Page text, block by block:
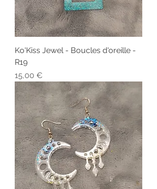
Ko'Kiss Jewel - Boucles d'oreille -
R19
Prix
15,00 €